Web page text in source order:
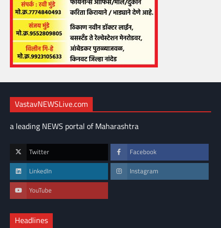
VastavNEWSLive.com
a leading NEWS portal of Maharashtra
Twitter Facebook
LinkedIn Instagram
YouTube
Headlines